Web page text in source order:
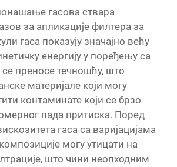
гасова ствара
за апликације филтера за
гаса показују значајно већу
енергију у поређењу са
се преносе течношћу, што
материјале који могу
контаминате који се брзо
пада притиска. Поред
гаса са варијацијама
могу утицати на
што чини неопходним